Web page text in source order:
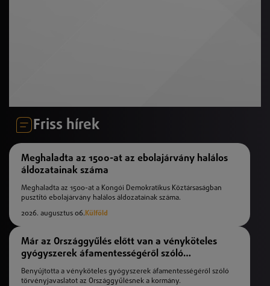
Friss hírek
Meghaladta az 1500-at az ebolajárvány halálos
áldozatainak száma
Meghaladta az 1500-at a Kongói Demokratikus Köztársaságban
pusztító ebolajárvány halálos áldozatainak száma.
2026. augusztus 06. Külföld
Már az Országgyűlés előtt van a vényköteles
gyógyszerek áfamentességéről szóló
Benyújtotta a vényköteles gyógyszerek áfamentességéről szóló
törvényjavaslatot az Országgyűlésnek a kormány.